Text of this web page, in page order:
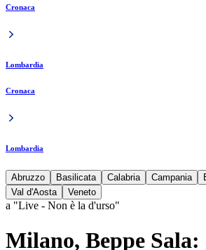
Cronaca
Lombardia
Cronaca
Lombardia
Abruzzo Basilicata Calabria Campania
Val d'Aosta
Veneto
a "Live - Non è la d'urso"
Milano, Beppe